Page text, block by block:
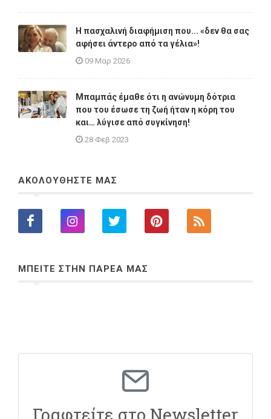
Η πασχαλινή διαφήμιση που... «δεν θα σας
αφήσει άντερο από τα γέλια»!
09 Μαρ 2026
Μπαμπάς έμαθε ότι η ανώνυμη δότρια
που του έσωσε τη ζωή ήταν η κόρη του
και… λύγισε από συγκίνηση!
28 Φεβ 2023
ΑΚΟΛΟΥΘΗΣΤΕ ΜΑΣ
ΜΠΕΙΤΕ ΣΤΗΝ ΠΑΡΕΑ ΜΑΣ
Γραφτείτε στο Newsletter